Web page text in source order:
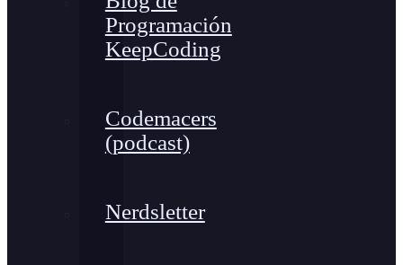
Programación
KeepCoding
Codemacers
(podcast)
Nerdsletter